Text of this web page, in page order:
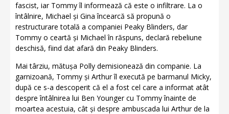
fascist, iar Tommy îl informează că este o infiltrare. La o
întâlnire, Michael și Gina încearcă să propună o
restructurare totală a companiei Peaky Blinders, dar
Tommy o ceartă și Michael în răspuns, declară rebeliune
deschisă, fiind dat afară din Peaky Blinders.
Mai târziu, mătușa Polly demisionează din companie. La
garnizoană, Tommy și Arthur îl execută pe barmanul Micky,
după ce s-a descoperit că el a fost cel care a informat atât
despre întâlnirea lui Ben Younger cu Tommy înainte de
moartea acestuia, cât și despre ambuscada lui Arthur de la